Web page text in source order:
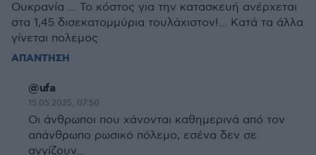
Ουκρανία ... Το κόστος για την κατασκευή ανέρχεται
στα 1,45 δισεκατομμύρια τουλάχιστον!... Κατά τα άλλα
γίνεται πολεμος
ΑΠΑΝΤΗΣΗ
@ufa
15.05.2025, 07:50
Οι άνθρωποι που χάνονται καθημερινά από τον
απάνθρωπο ρωσικό πόλεμο, εσένα δεν σε
αγγίζουν...